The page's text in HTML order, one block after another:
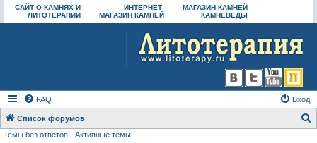
САЙТ О КАМНЯХ И
ЛИТОТЕРАПИИ
ИНТЕРНЕТ-
МАГАЗИН КАМНЕЙ
МАГАЗИН КАМНЕЙ
КАМНЕВЕДЫ
FAQ Вход
Список форумов
Темы без ответов
Активные темы